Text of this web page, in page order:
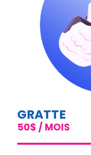
GRATTE
50$ / MOIS